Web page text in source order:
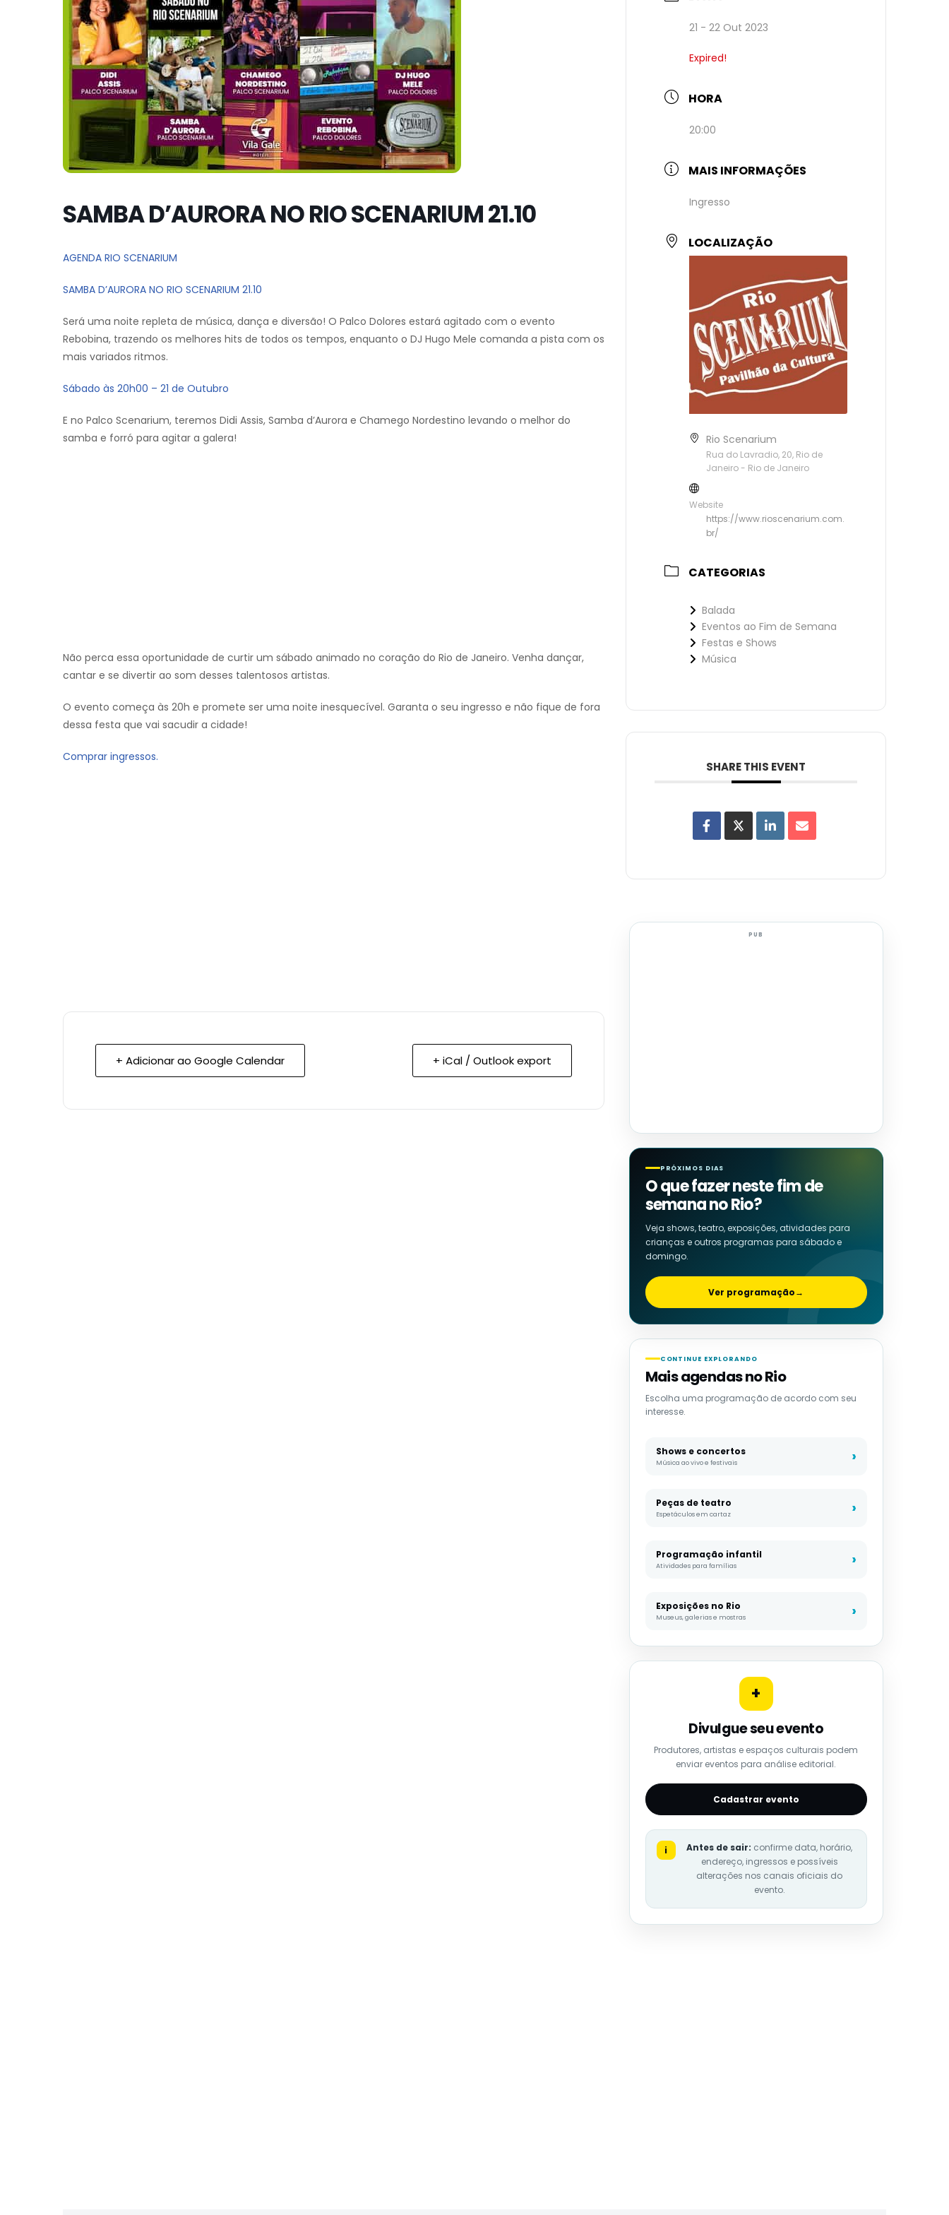
SAMBA D’AURORA NO RIO SCENARIUM 21.10
AGENDA RIO SCENARIUM
SAMBA D’AURORA NO RIO SCENARIUM 21.10
Será uma noite repleta de música, dança e diversão! O Palco Dolores estará agitado com o evento
Rebobina, trazendo os melhores hits de todos os tempos, enquanto o DJ Hugo Mele comanda a pista com os
mais variados ritmos.
Sábado às 20h00 – 21 de Outubro
E no Palco Scenarium, teremos Didi Assis, Samba d’Aurora e Chamego Nordestino levando o melhor do
samba e forró para agitar a galera!
Não perca essa oportunidade de curtir um sábado animado no coração do Rio de Janeiro. Venha dançar,
cantar e se divertir ao som desses talentosos artistas.
O evento começa às 20h e promete ser uma noite inesquecível. Garanta o seu ingresso e não fique de fora
dessa festa que vai sacudir a cidade!
Comprar ingressos.
+ Adicionar ao Google Calendar + iCal / Outlook export
21 - 22 Out 2023
Expired!
HORA
20:00
MAIS INFORMAÇÕES
Ingresso
LOCALIZAÇÃO
Rio Scenarium
Rua do Lavradio, 20, Rio de
Janeiro - Rio de Janeiro
Website
https://www.rioscenarium.com.
br/
CATEGORIAS
Balada
Eventos ao Fim de Semana
Festas e Shows
Música
SHARE THIS EVENT
PUB
PRÓXIMOS DIAS
O que fazer neste fim de
semana no Rio?
Veja shows, teatro, exposições, atividades para
crianças e outros programas para sábado e
domingo.
Ver programação→
CONTINUE EXPLORANDO
Mais agendas no Rio
Escolha uma programação de acordo com seu
interesse.
Shows e concertos
Música ao vivo e festivais
Peças de teatro
Espetáculos em cartaz
Programação infantil
Atividades para famílias
Exposições no Rio
Museus, galerias e mostras
+
Divulgue seu evento
Produtores, artistas e espaços culturais podem
enviar eventos para análise editorial.
Cadastrar evento
i Antes de sair: confirme data, horário,
endereço, ingressos e possíveis
alterações nos canais oficiais do
evento.